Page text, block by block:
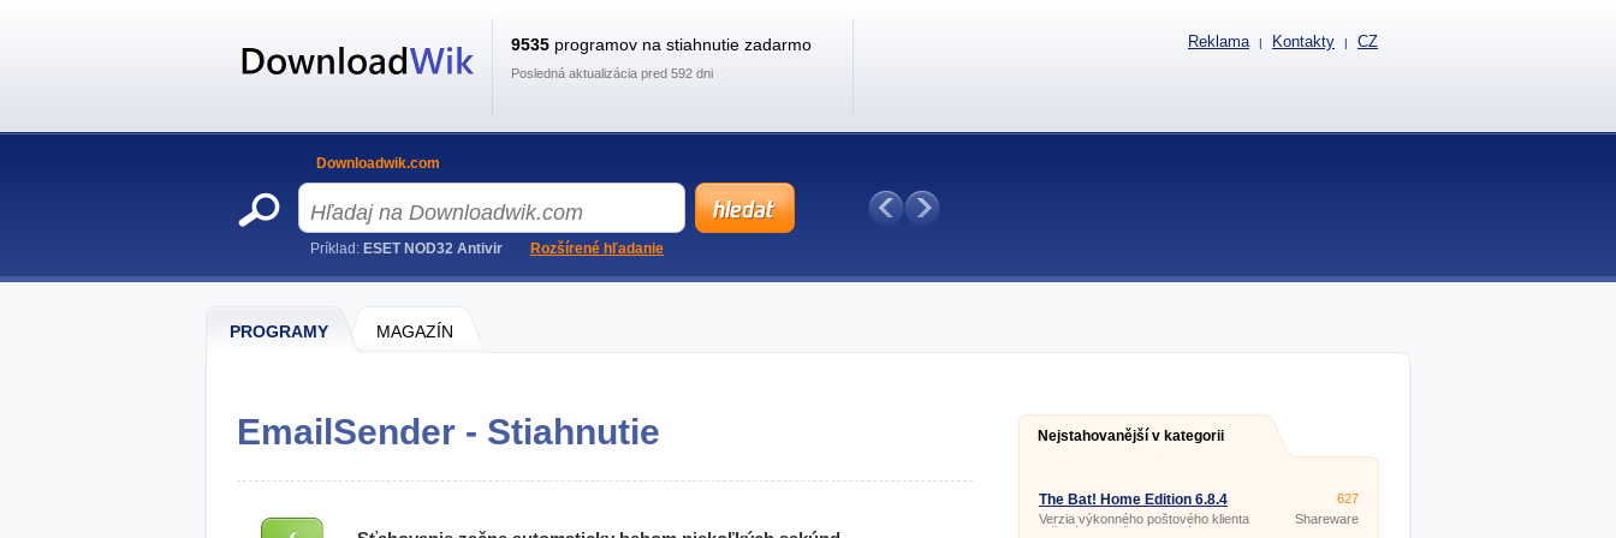
PROGRAMY MAGAZÍN
EmailSender - Stiahnutie Nejstahovanější v kategorii
The Bat! Home Edition 6.8.4
Verzia výkonného poštového klienta
určená na použitie v domácnosti.
627
Shareware
9535 programov na stiahnutie zadarmo
Posledná aktualizácia pred 592 dni
Reklama | Kontakty | CZ
Downloadwik.com
Príklad: ESET NOD32 Antivir Rozšírené hľadanie